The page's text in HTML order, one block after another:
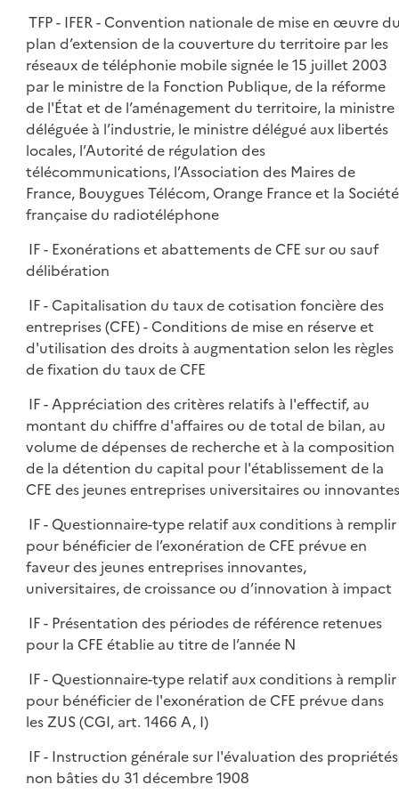
TFP - IFER - Convention nationale de mise en œuvre
plan d’extension de la couverture du territoire par les
réseaux de téléphonie mobile signée le 15 juillet 2003
par le ministre de la Fonction Publique, de la réforme
de l'État et de l’aménagement du territoire, la ministre
déléguée à l’industrie, le ministre délégué aux libertés
locales, l’Autorité de régulation des
télécommunications, l’Association des Maires de
France, Bouygues Télécom, Orange France et la Société
française du radiotéléphone
IF - Exonérations et abattements de CFE sur ou sauf
délibération
IF - Capitalisation du taux de cotisation foncière des
entreprises (CFE) - Conditions de mise en réserve et
d'utilisation des droits à augmentation selon les règles
de fixation du taux de CFE
IF - Appréciation des critères relatifs à l'effectif, au
montant du chiffre d'affaires ou de total de bilan, au
volume de dépenses de recherche et à la composition
de la détention du capital pour l'établissement de la
CFE des jeunes entreprises universitaires ou innovantes
IF - Questionnaire-type relatif aux conditions à remplir
pour bénéficier de l’exonération de CFE prévue en
faveur des jeunes entreprises innovantes,
universitaires, de croissance ou d’innovation à impact
IF - Présentation des périodes de référence retenues
pour la CFE établie au titre de l’année N
IF - Questionnaire-type relatif aux conditions à remplir
pour bénéficier de l'exonération de CFE prévue dans
les ZUS (CGI, art. 1466 A, I)
IF - Instruction générale sur l'évaluation des propriétés
non bâties du 31 décembre 1908